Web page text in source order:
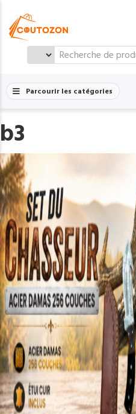
Search
Parcourir les catégories
b3